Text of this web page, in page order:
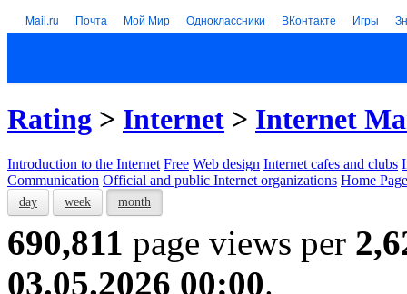
Mail.ru Почта Мой Мир Одноклассники ВКонтакте Игры
Rating > Internet > Internet
Introduction to the Internet Free Web design Internet cafes and clubs
Communication Official and public Internet organizations Home
day week month
690,811 page views per
03.05.2026 00:00.